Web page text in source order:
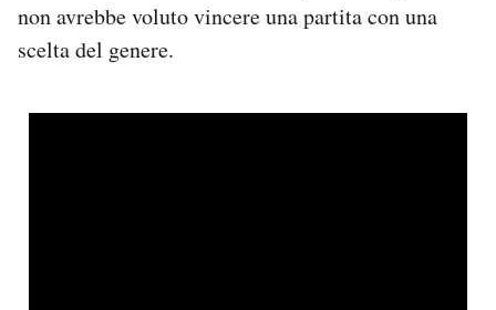
non avrebbe voluto vincere una partita con una
scelta del genere.